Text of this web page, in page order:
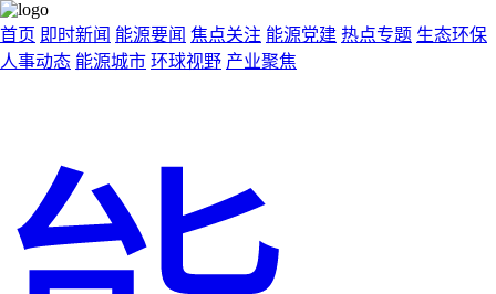
首页 即时新闻 能源要闻 焦点关注 能源党建 热点专题 生态环保
人事动态 能源城市 环球视野 产业聚焦